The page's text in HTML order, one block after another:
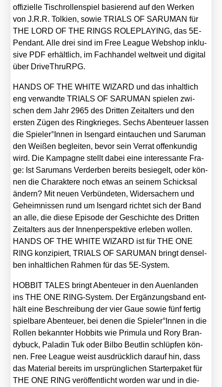
offi­zi­el­le Tisch­rol­len­spiel basie­rend auf den Wer­ken
von J.R.R. Tol­ki­en, sowie TRIALS OF SARUMAN für
THE LORD OF THE RINGS ROLEPLAYING, das 5E-
Pen­dant. Alle drei sind im Free League Web­shop inklu­
si­ve PDF erhält­lich, im Fach­han­del welt­weit und digi­tal
über Dri­ve­Thr­uRPG.
HANDS OF THE WHITE WIZARD und das inhalt­lich
eng ver­wand­te TRIALS OF SARUMAN spie­len zwi­
schen dem Jahr 2965 des Drit­ten Zeit­al­ters und den
ers­ten Zügen des Ring­krie­ges. Sechs Aben­teu­er las­sen
die Spieler°Innen in Isen­gard ein­tau­chen und Sar­uman
den Wei­ßen beglei­ten, bevor sein Ver­rat offen­kun­dig
wird. Die Kam­pa­gne stellt dabei eine inter­es­san­te Fra­
ge: Ist Sar­umans Ver­der­ben bereits besie­gelt, oder kön­
nen die Cha­rak­te­re noch etwas an sei­nem Schick­sal
ändern? Mit neu­en Ver­bün­de­ten, Wider­sa­chern und
Geheim­nis­sen rund um Isen­gard rich­tet sich der Band
an alle, die die­se Epi­so­de der Geschich­te des Drit­ten
Zeit­al­ters aus der Innen­per­spek­ti­ve erle­ben wol­len.
HANDS OF THE WHITE WIZARD ist für THE ONE
RING kon­zi­piert, TRIALS OF SARUMAN bringt den­sel­
ben inhalt­li­chen Rah­men für das 5E-Sys­tem.
HOBBIT TALES bringt Aben­teu­er in den Auen­lan­den
ins THE ONE RING-Sys­tem. Der Ergän­zungs­band ent­
hält eine Beschrei­bung der vier Gaue sowie fünf fer­tig
spiel­ba­re Aben­teu­er, bei denen die Spieler°Innen in die
Rol­len bekann­ter Hob­bits wie Pri­mu­la und Rory Bran­
dy­buck, Pala­din Tuk oder Bil­bo Beut­lin schlüp­fen kön­
nen. Free League weist aus­drück­lich dar­auf hin, dass
das Mate­ri­al bereits im ursprüng­li­chen Star­ter­pa­ket für
THE ONE RING ver­öf­fent­licht wor­den war und in die­